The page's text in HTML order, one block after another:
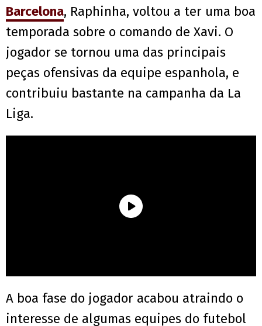
Barcelona, Raphinha, voltou a ter uma boa
temporada sobre o comando de Xavi. O
jogador se tornou uma das principais
peças ofensivas da equipe espanhola, e
contribuiu bastante na campanha da La
Liga.
A boa fase do jogador acabou atraindo o
interesse de algumas equipes do futebol